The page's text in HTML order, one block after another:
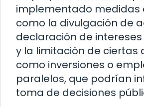
implementado medidas
como la divulgación de
declaración de
y la limitación de ciertas
como inversiones o
paralelos, que podrían
toma de decisiones